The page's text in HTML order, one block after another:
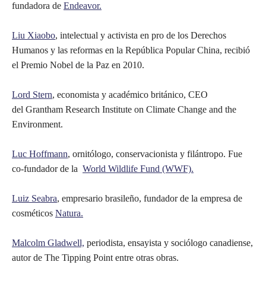
fundadora de Endeavor.
Liu Xiaobo, intelectual y activista en pro de los Derechos
Humanos y las reformas en la República Popular China, recibió
el Premio Nobel de la Paz en 2010.
Lord Stern, economista y académico británico, CEO
del Grantham Research Institute on Climate Change and the
Environment.
Luc Hoffmann, ornitólogo, conservacionista y filántropo. Fue
co-fundador de la ‎ World Wildlife Fund (WWF).
Luiz Seabra, empresario brasileño, fundador de la empresa de
cosméticos Natura.
Malcolm Gladwell, periodista, ensayista y sociólogo canadiense,
autor de The Tipping Point entre otras obras.